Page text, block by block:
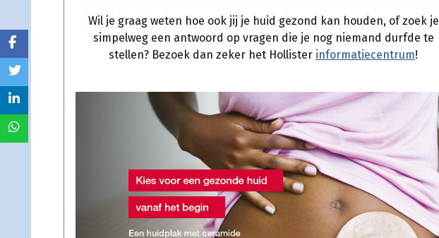
Wil je graag weten hoe ook jij je huid gezond kan houden, of zoek je
simpelweg een antwoord op vragen die je nog niemand durfde te
stellen? Bezoek dan zeker het Hollister informatiecentrum!